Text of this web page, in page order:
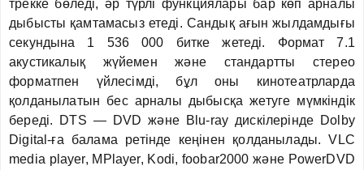
трекке бөледі, әр түрлі функциялары бар көп арналы
дыбысты қамтамасыз етеді. Сандық ағын жылдамдығы
секундына 1 536 000 битке жетеді. Формат 7.1
акустикалық жүйемен және стандартты стерео
форматпен үйлесімді, бұл оны кинотеатрларда
қолданылатын бес арналы дыбысқа жетуге мүмкіндік
береді. DTS — DVD және Blu-ray дискілерінде Dolby
Digital-ға балама ретінде кеңінен қолданылады. VLC
media player, MPlayer, Kodi, foobar2000 және PowerDVD